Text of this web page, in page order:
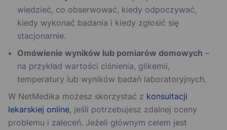
wiedzieć, co obserwować, kiedy odpoczywać,
kiedy wykonać badania i kiedy zgłosić się
stacjonarnie.
Omówienie wyników lub pomiarów domowych –
na przykład wartości ciśnienia, glikemii,
temperatury lub wyników badań laboratoryjnych.
W NetMedika możesz skorzystać z konsultacji
lekarskiej online, jeśli potrzebujesz zdalnej oceny
problemu i zaleceń. Jeżeli głównym celem jest